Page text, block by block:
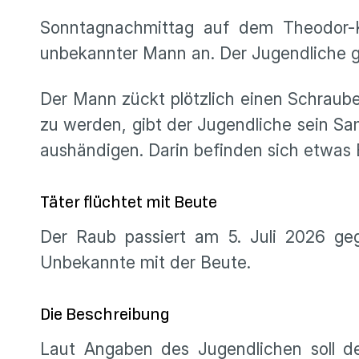
Sonntagnachmittag auf dem
unbekannter Mann an. Der
Der Mann zückt plötzlich einen
zu werden, gibt der Jugendliche sein
aushändigen. Darin befinden sich
Täter flüchtet mit Beute
Der Raub passiert am 5. Juli 2026
Unbekannte mit der Beute.
Die Beschreibung
Laut Angaben des Jugendlichen soll